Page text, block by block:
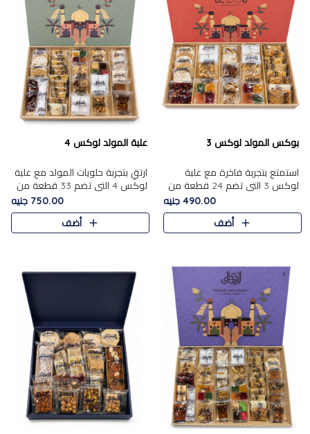
بوكس المولد لوكس 3
استمتع بتجربة فاخرة مع علبة
لوكس 3 التي تضم 24 قطعة من
أشهر حلويات المولد الشرقية
المختارة بعناية. تحتوي التشكيلة
على الجزرية بالفول، والملب..
490.00 جنيه
أضف
علبة المولد لوكس 4
ارتقِ بتجربة حلويات المولد مع علبة
لوكس 4 التي تضم 33 قطعة من
تشكيلة فاخرة ومتنوعة من أشهر
الأصناف الشرقية. تحتوي العلبة على
الجزرية بالفول،..
750.00 جنيه
أضف